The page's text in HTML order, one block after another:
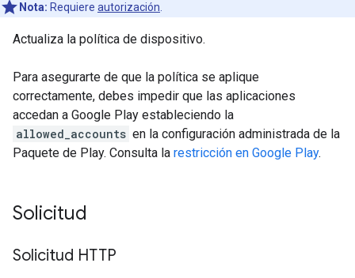
Nota: Requiere autorización
Actualiza la política de dispositivo.
Para asegurarte de que la política se aplique
correctamente, debes impedir que las aplicaciones
accedan a Google Play estableciendo la
allowed_accounts en la configuración administrada de la
Paquete de Play. Consulta la restricción en Google Play.
Solicitud
Solicitud HTTP